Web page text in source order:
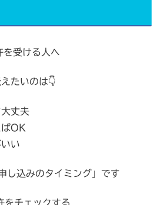
受ける人へ
たいのは👇
大丈夫
ばOK
い
し込みのタイミング」です
をチェックする